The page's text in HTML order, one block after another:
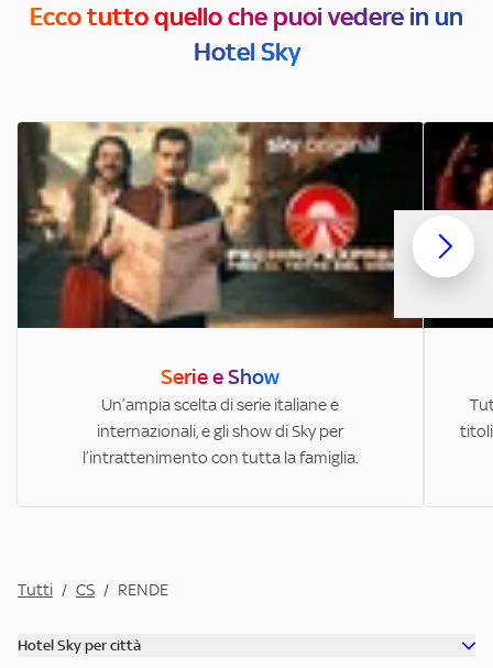
Ecco tutto quello che puoi vedere in un
Hotel Sky
Serie e Show
Un’ampia scelta di serie italiane e
internazionali, e gli show di Sky per
l’intrattenimento con tutta la famiglia.
titoli
Tutti / CS / RENDE
Hotel Sky per città